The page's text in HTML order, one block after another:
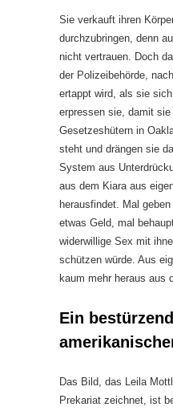
Sie verkauft ihren
durchzubringen, denn
nicht vertrauen. Doch
der Polizeibehörde,
ertappt wird, als sie
erpressen sie, damit sie
Gesetzeshütern in
steht und drängen sie
System aus
aus dem Kiara aus
herausfindet. Mal
etwas Geld, mal
widerwillige Sex mit
schützen würde. Aus
kaum mehr heraus aus
Ein
Das Bild, das Leila
Prekariat zeichnet, ist